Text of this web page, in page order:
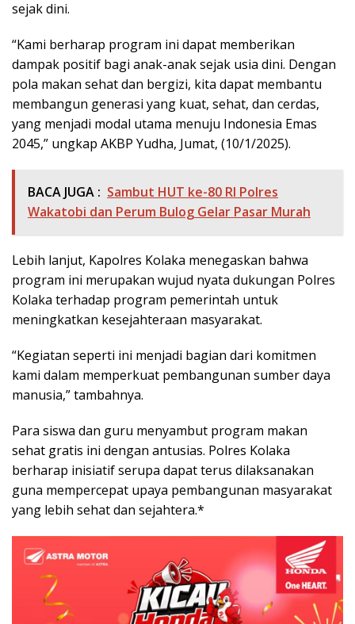
sejak dini.
“Kami berharap program ini dapat memberikan
dampak positif bagi anak-anak sejak usia dini. Dengan
pola makan sehat dan bergizi, kita dapat membantu
membangun generasi yang kuat, sehat, dan cerdas,
yang menjadi modal utama menuju Indonesia Emas
2045,” ungkap AKBP Yudha, Jumat, (10/1/2025).
BACA JUGA : Sambut HUT ke-80 RI Polres
Wakatobi dan Perum Bulog Gelar Pasar Murah
Lebih lanjut, Kapolres Kolaka menegaskan bahwa
program ini merupakan wujud nyata dukungan Polres
Kolaka terhadap program pemerintah untuk
meningkatkan kesejahteraan masyarakat.
“Kegiatan seperti ini menjadi bagian dari komitmen
kami dalam memperkuat pembangunan sumber daya
manusia,” tambahnya.
Para siswa dan guru menyambut program makan
sehat gratis ini dengan antusias. Polres Kolaka
berharap inisiatif serupa dapat terus dilaksanakan
guna mempercepat upaya pembangunan masyarakat
yang lebih sehat dan sejahtera.*